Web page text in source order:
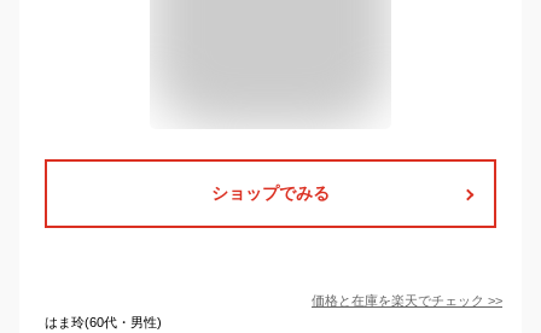
ショップでみる
価格と在庫を楽天でチェック >>
はま玲(60代・男性)